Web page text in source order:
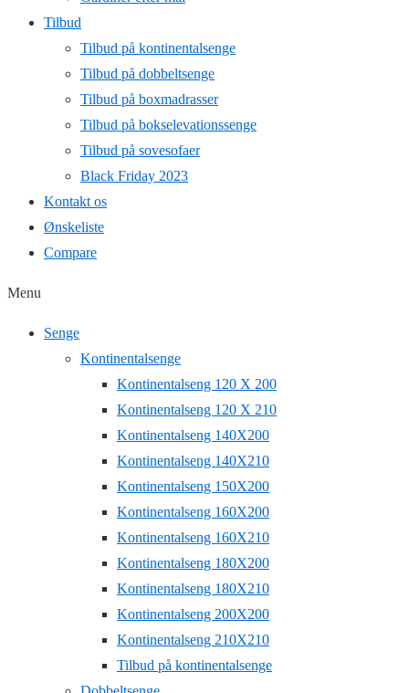
Tilbud
Tilbud på kontinentalsenge
Tilbud på dobbeltsenge
Tilbud på boxmadrasser
Tilbud på bokselevationssenge
Tilbud på sovesofaer
Black Friday 2023
Kontakt os
Ønskeliste
Compare
Menu
Senge
Kontinentalsenge
Kontinentalseng 120 X 200
Kontinentalseng 120 X 210
Kontinentalseng 140X200
Kontinentalseng 140X210
Kontinentalseng 150X200
Kontinentalseng 160X200
Kontinentalseng 160X210
Kontinentalseng 180X200
Kontinentalseng 180X210
Kontinentalseng 200X200
Kontinentalseng 210X210
Tilbud på kontinentalsenge